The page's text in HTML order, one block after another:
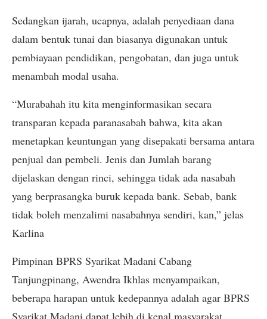
Sedangkan ijarah, ucapnya, adalah penyediaan dana
dalam bentuk tunai dan biasanya digunakan untuk
pembiayaan pendidikan, pengobatan, dan juga untuk
menambah modal usaha.
“Murabahah itu kita menginformasikan secara
transparan kepada paranasabah bahwa, kita akan
menetapkan keuntungan yang disepakati bersama antara
penjual dan pembeli. Jenis dan Jumlah barang
dijelaskan dengan rinci, sehingga tidak ada nasabah
yang berprasangka buruk kepada bank. Sebab, bank
tidak boleh menzalimi nasabahnya sendiri, kan,” jelas
Karlina
Pimpinan BPRS Syarikat Madani Cabang
Tanjungpinang, Awendra Ikhlas menyampaikan,
beberapa harapan untuk kedepannya adalah agar BPRS